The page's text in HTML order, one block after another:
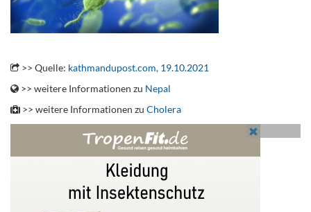
>> Quelle: kathmandupost.com, 19.10.2021
>> weitere Informationen zu Nepal
>> weitere Informationen zu Cholera